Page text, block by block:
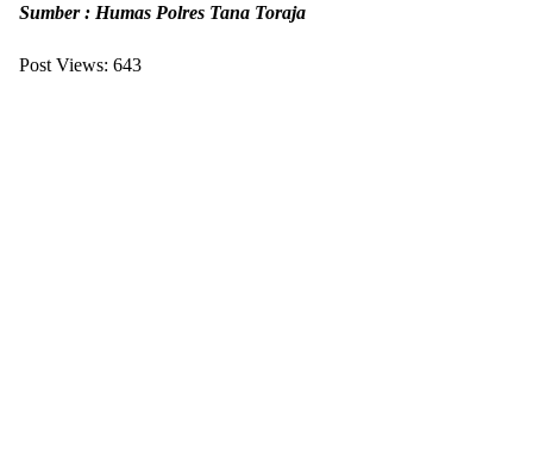
Sumber : Humas Polres Tana Toraja
Post Views: 643